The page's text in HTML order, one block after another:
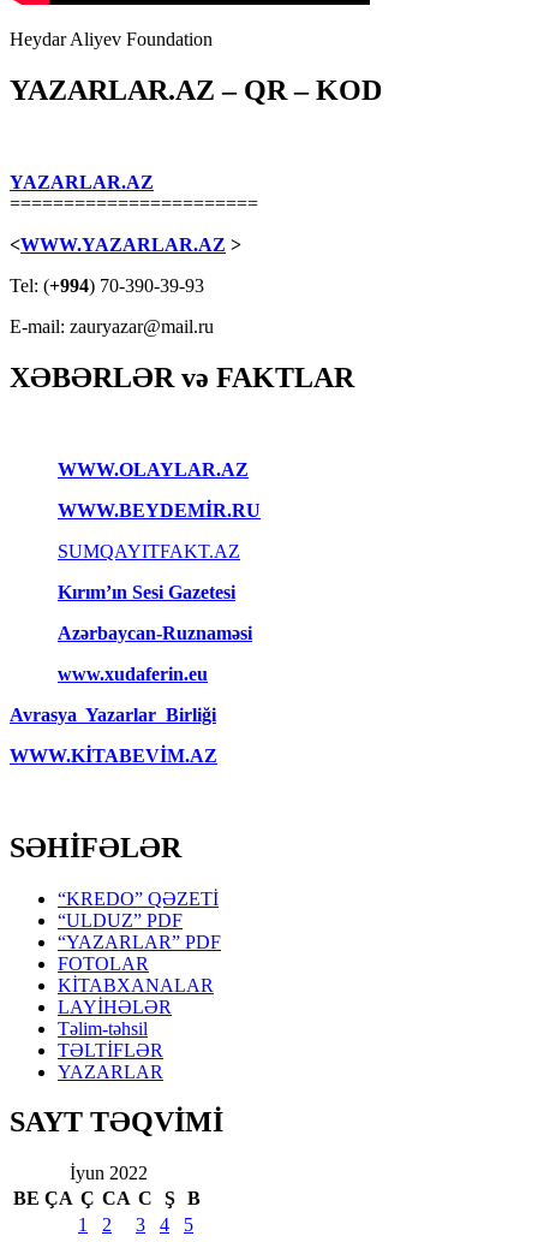
Heydar Aliyev Foundation
YAZARLAR.AZ – QR – KOD
YAZARLAR.AZ
=======================
<WWW.YAZARLAR.AZ >
Tel: (+994) 70-390-39-93
E-mail: zauryazar@mail.ru
XƏBƏRLƏR və FAKTLAR
WWW.OLAYLAR.AZ
WWW.BEYDEMİR.RU
SUMQAYITFAKT.AZ
Kırım’ın Sesi Gazetesi
Azərbaycan-Ruznaməsi
www.xudaferin.eu
Avrasya Yazarlar Birliği
WWW.KİTABEVİM.AZ
SƏHİFƏLƏR
“KREDO” QƏZETİ
“ULDUZ” PDF
“YAZARLAR” PDF
FOTOLAR
KİTABXANALAR
LAYİHƏLƏR
Təlim-təhsil
TƏLTİFLƏR
YAZARLAR
SAYT TƏQVİMİ
İyun 2022
BE ÇA Ç CA C Ş
B
1
2 3 4
5